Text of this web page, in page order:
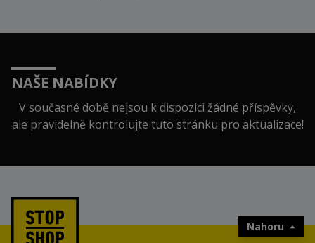
NAŠE NABÍDKY
V současné době nejsou k dispozici žádné příspěvky,
ale pravidelně kontrolujte tuto stránku pro aktualizace!
Nahoru